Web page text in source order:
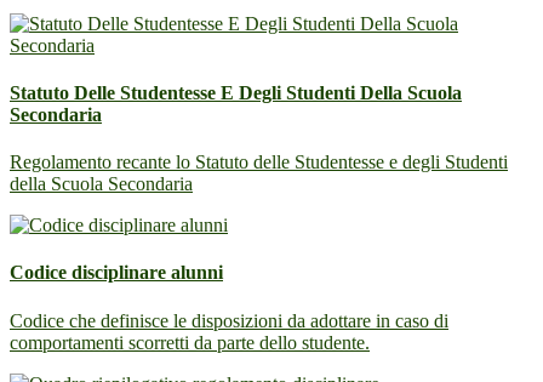
Statuto Delle Studentesse E Degli Studenti Della Scuola
Secondaria
Regolamento recante lo Statuto delle Studentesse e degli Studenti
della Scuola Secondaria
Codice disciplinare alunni
Codice che definisce le disposizioni da adottare in caso di
comportamenti scorretti da parte dello studente.